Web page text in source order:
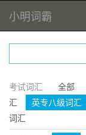
小明词霸
考试词汇 全部
汇
英专八级词汇
词汇